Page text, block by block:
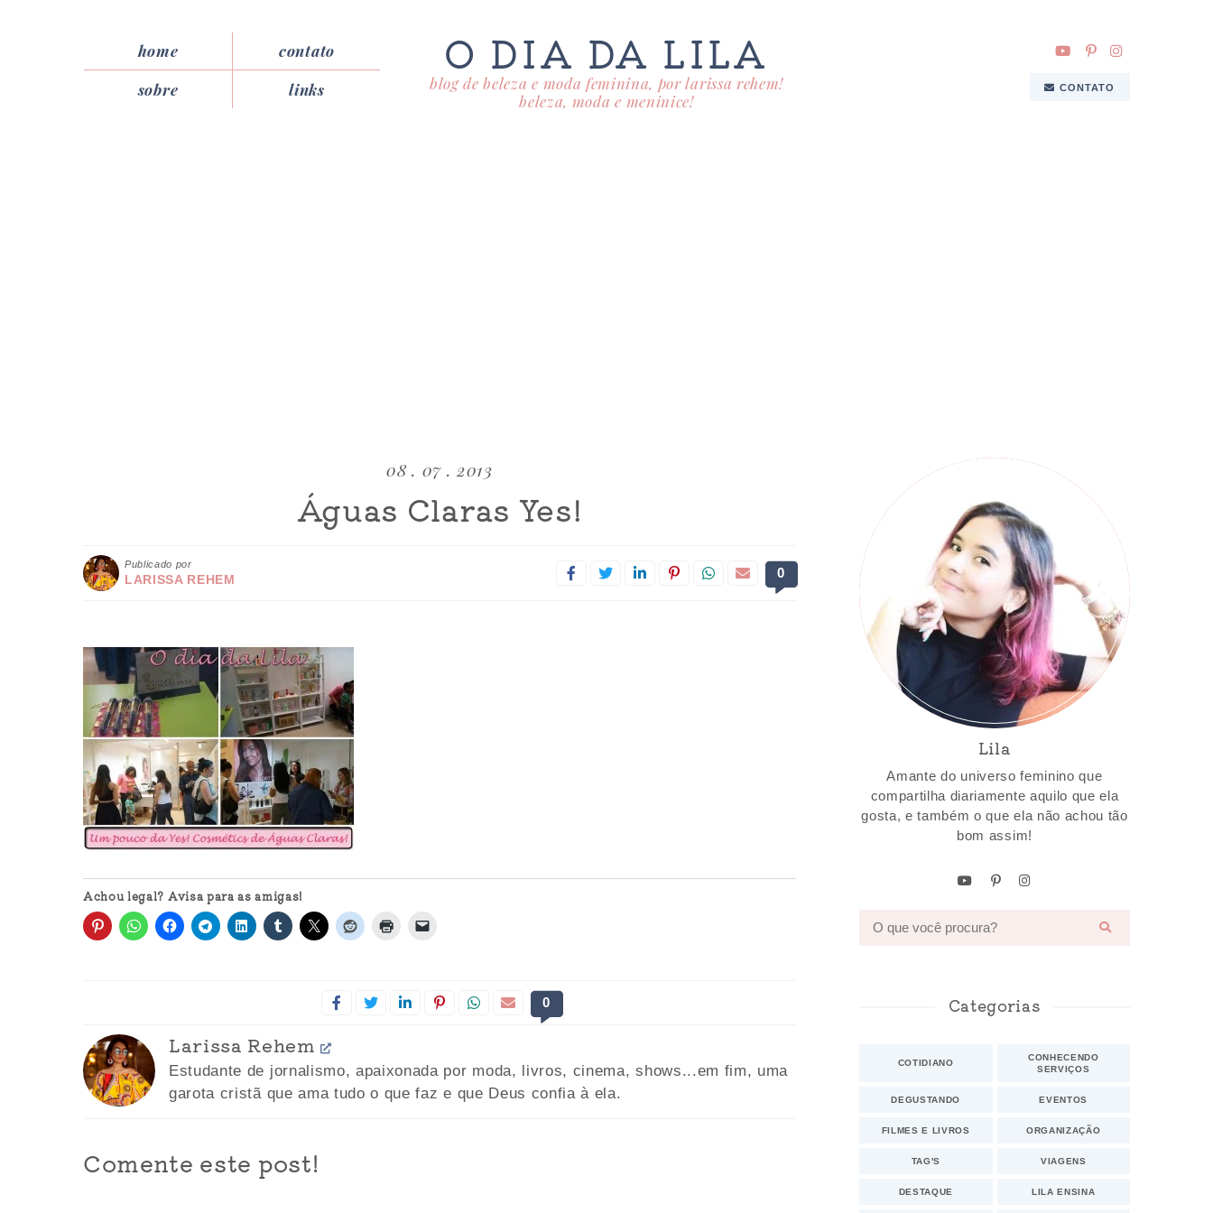
home
contato
sobre
links
O DIA DA LILA
blog de beleza e moda feminina, por larissa rehem!
beleza, moda e meninice!
CONTATO
08 . 07 . 2013
Águas Claras Yes!
Publicado por
LARISSA REHEM 0
Achou legal? Avisa para as amigas!
0
Larissa Rehem
Estudante de jornalismo, apaixonada por moda, livros, cinema, shows...em fim, uma
garota cristã que ama tudo o que faz e que Deus confia à ela.
Comente este post!
Lila
Amante do universo feminino que
compartilha diariamente aquilo que ela
gosta, e também o que ela não achou tão
bom assim!
Categorias
COTIDIANO
CONHECENDO
SERVIÇOS
DEGUSTANDO EVENTOS
FILMES E LIVROS ORGANIZAÇÃO
TAG'S VIAGENS
DESTAQUE LILA ENSINA